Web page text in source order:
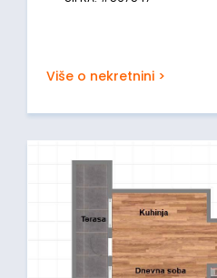
Više o nekretnini >